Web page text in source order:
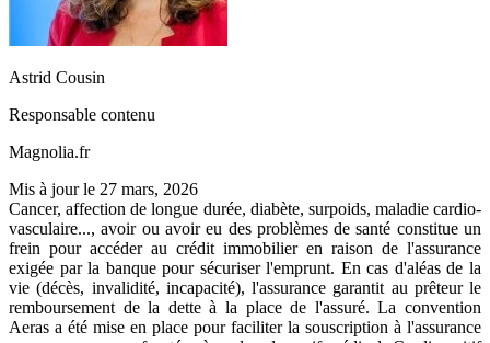
Astrid Cousin
Responsable contenu
Magnolia.fr
Mis à jour le 27 mars, 2026
Cancer, affection de longue durée, diabète, surpoids, maladie cardio-
vasculaire..., avoir ou avoir eu des problèmes de santé constitue un
frein pour accéder au crédit immobilier en raison de l'assurance
exigée par la banque pour sécuriser l'emprunt. En cas d'aléas de la
vie (décès, invalidité, incapacité), l'assurance garantit au prêteur le
remboursement de la dette à la place de l'assuré. La convention
Aeras a été mise en place pour faciliter la souscription à l'assurance